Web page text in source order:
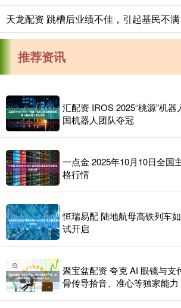
推荐资讯
汇配资 IROS 2025“桃源”机
国机器人团队夺冠
一点金 2025年10月10日全国
格行情
恒瑞易配 陆地航母高铁列车
试开启
聚宝盆配资 夸克 AI 眼镜与支
骨传导拾音、准心等独家能力